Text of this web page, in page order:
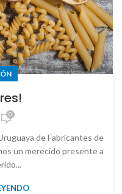
0
de Fabricantes de
un merecido presente a